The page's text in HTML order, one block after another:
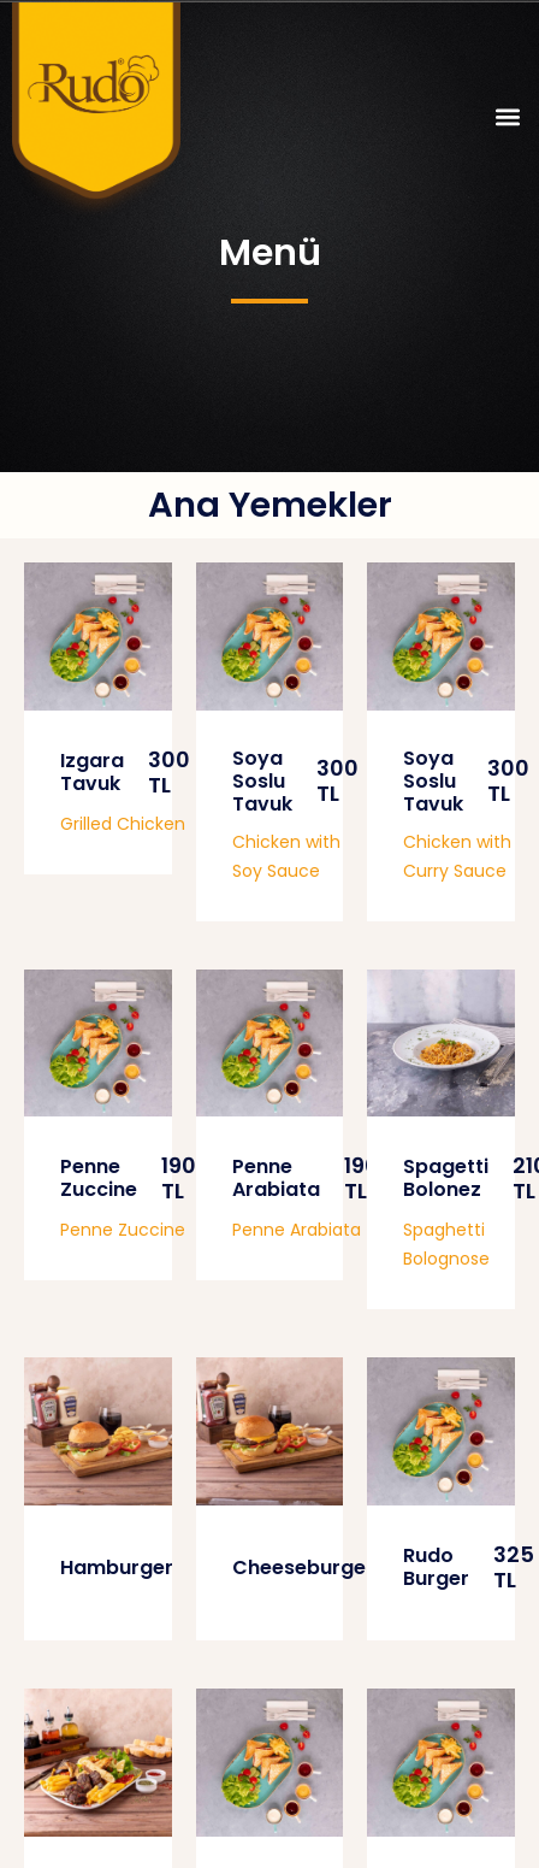
Menü
Ana Yemekler
Izgara
Tavuk
300
TL
Grilled Chicken
Soya
Soslu
Tavuk
300
TL
Chicken with
Soy Sauce
Soya
Soslu
Tavuk
300
TL
Chicken with
Curry Sauce
Penne
Zuccine
190
TL
Penne Zuccine
Penne
Arabiata
190
TL
Penne Arabiata
Spagetti
Bolonez
TL
Spaghetti
Bolognose
Hamburger
280Cheeseburger
290
TL
Rudo
Burger
325
TL